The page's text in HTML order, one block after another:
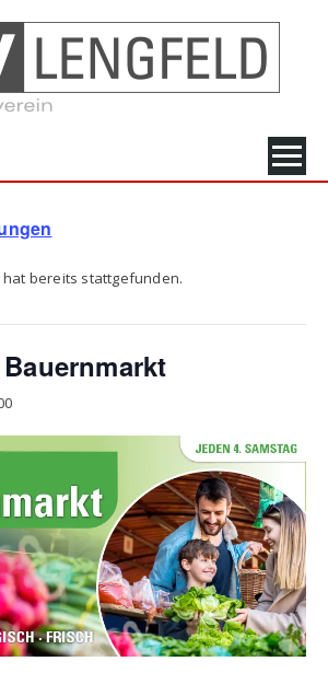
bereits stattgefunden.